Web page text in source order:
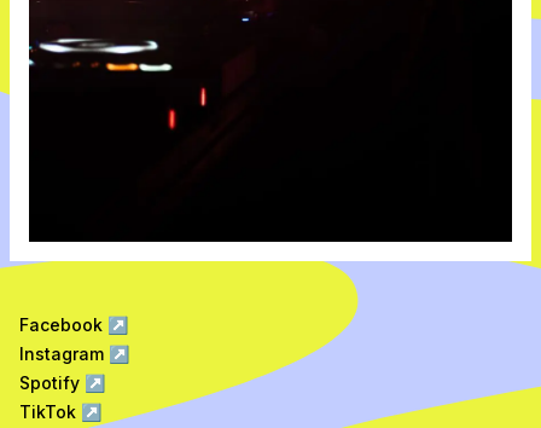
Facebook ↗
Instagram ↗
Spotify ↗
TikTok ↗